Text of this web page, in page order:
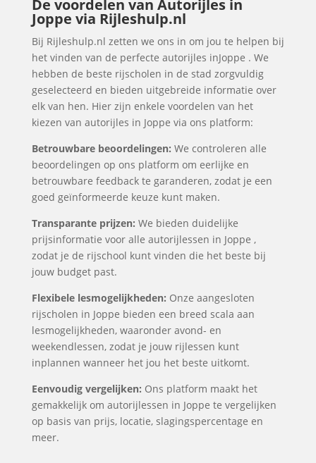
De voordelen van Autorijles in
Joppe via Rijleshulp.nl
Bij Rijleshulp.nl zetten we ons in om jou te helpen bij
het vinden van de perfecte autorijles inJoppe . We
hebben de beste rijscholen in de stad zorgvuldig
geselecteerd en bieden uitgebreide informatie over
elk van hen. Hier zijn enkele voordelen van het
kiezen van autorijles in Joppe via ons platform:
Betrouwbare beoordelingen: We controleren alle
beoordelingen op ons platform om eerlijke en
betrouwbare feedback te garanderen, zodat je een
goed geïnformeerde keuze kunt maken.
Transparante prijzen: We bieden duidelijke
prijsinformatie voor alle autorijlessen in Joppe ,
zodat je de rijschool kunt vinden die het beste bij
jouw budget past.
Flexibele lesmogelijkheden: Onze aangesloten
rijscholen in Joppe bieden een breed scala aan
lesmogelijkheden, waaronder avond- en
weekendlessen, zodat je jouw rijlessen kunt
inplannen wanneer het jou het beste uitkomt.
Eenvoudig vergelijken: Ons platform maakt het
gemakkelijk om autorijlessen in Joppe te vergelijken
op basis van prijs, locatie, slagingspercentage en
meer.